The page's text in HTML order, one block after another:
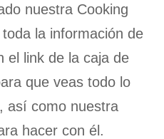
nuestra Cooking
la información de
el link de la caja de
que veas todo lo
así como nuestra
hacer con él.